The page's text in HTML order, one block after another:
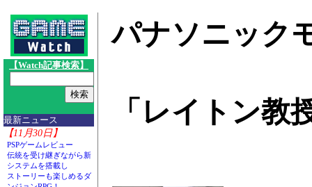
【Watch記事検索】
最新ニュース
【11月30日】
PSPゲームレビュー
伝統を受け継ぎながら新
システムを搭載し
ストーリーも楽しめるダ
パナソニック
「レイトン教